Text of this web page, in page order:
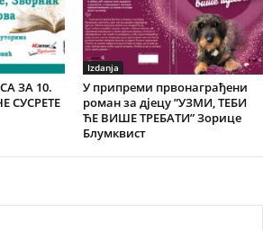
ЗА 10.
СУСРЕТЕ
Izdanja
У припреми првонаграђени
роман за дјецу ”УЗМИ, ТЕБИ
ЋЕ ВИШЕ ТРЕБАТИ” Зорице
Блумквист